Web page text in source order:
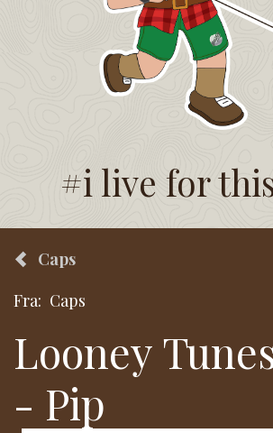
#i live for
Caps
Fra: Caps
Looney
- Pip